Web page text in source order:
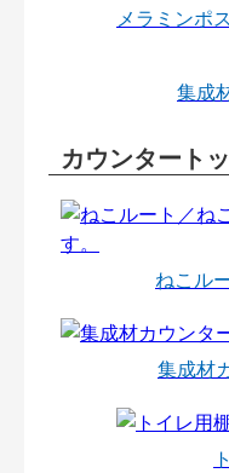
メラミンポ
集成
カウンタート
ねこル
集成材